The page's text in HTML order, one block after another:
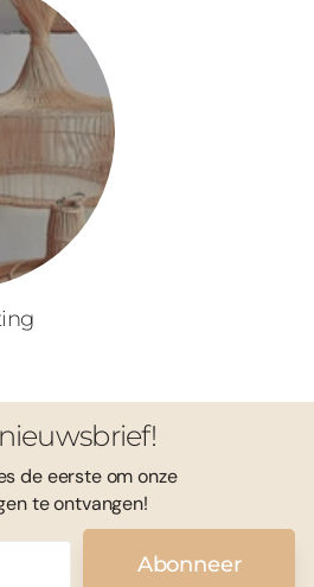
de eerste om onze
te ontvangen!
Abonneer